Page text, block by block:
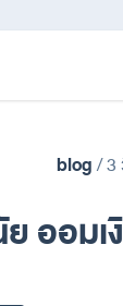
blog/3
ออมเ